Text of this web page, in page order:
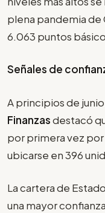
plena pandemia de
6.063 puntos
Señales de
A principios de
Finanzasdestacó
por primera vez
ubicarse en 396
La cartera de
una mayor